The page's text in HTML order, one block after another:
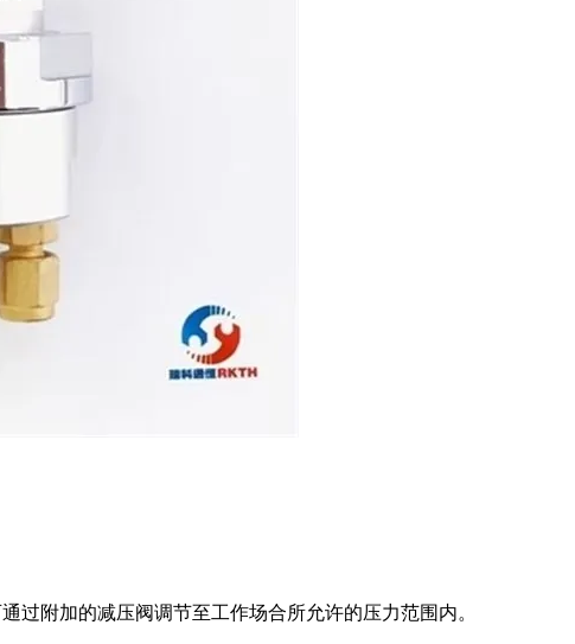
附加的减压阀调节至工作场合所允许的压力范围内。